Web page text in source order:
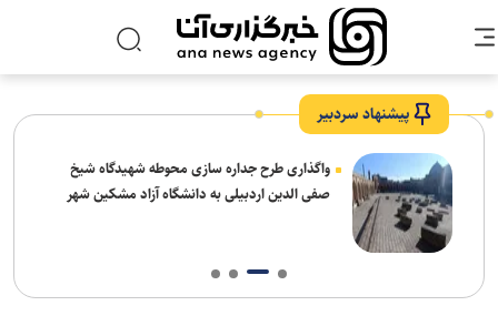
پیشنهاد سردبیر
واگذاری طرح جداره سازی محوطه شهیدگاه شیخ
صفی الدین اردبیلی به دانشگاه آزاد مشکین شهر